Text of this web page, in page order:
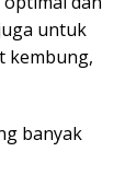
untuk
kembung,
banyak